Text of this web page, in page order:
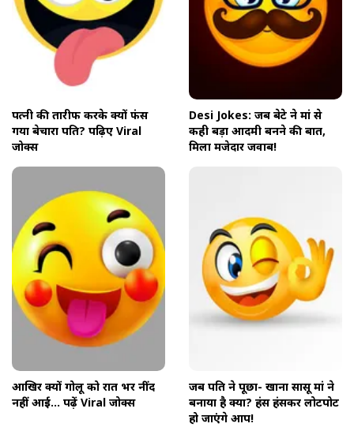
पत्नी की तारीफ करके क्यों फंस
गया बेचारा पति? पढ़िए Viral
जोक्स
Desi Jokes: जब बेटे ने मां से
कही बड़ा आदमी बनने की बात,
मिला मजेदार जवाब!
आखिर क्यों गोलू को रात भर नींद
नहीं आई... पढ़ें Viral जोक्स
जब पति ने पूछा- खाना सासू मां ने
बनाया है क्या? हंस हंसकर लोटपोट
हो जाएंगे आप!